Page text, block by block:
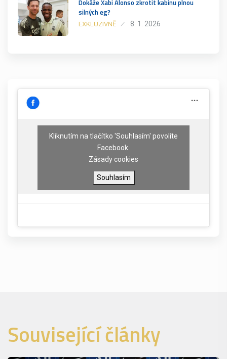
Dokáže Xabi Alonso zkrotit kabinu plnou
silných eg?
EXKLUZIVNĚ 8. 1. 2026
Kliknutím na tlačítko 'Souhlasím' povolíte
Facebook
Zásady cookies
Souhlasím
Související články